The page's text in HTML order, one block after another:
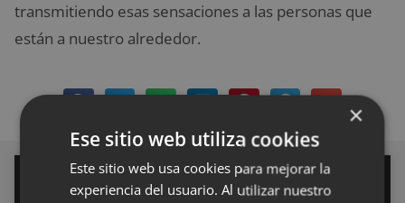
transmitiendo esas sensaciones a las personas que
están a nuestro alrededor.
Sofocos en la menopausia: el
síntoma silenciado que afecta al
×
Ese sitio web utiliza cookies
Este sitio web usa cookies para mejorar la
experiencia del usuario. Al utilizar nuestro